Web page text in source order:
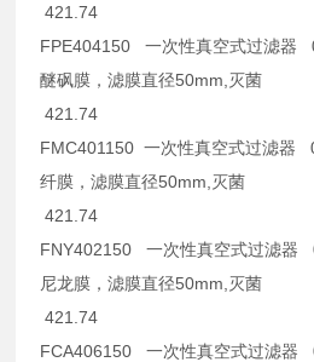
421.74
FPE404150 一次性真空式过滤
醚砜膜，滤膜直径50mm,
421.74
FMC401150 一次性真空式过滤
纤膜，滤膜直径50mm,灭
421.74
FNY402150 一次性真空式过滤
尼龙膜，滤膜直径50mm,
421.74
FCA406150 一次性真空式过滤